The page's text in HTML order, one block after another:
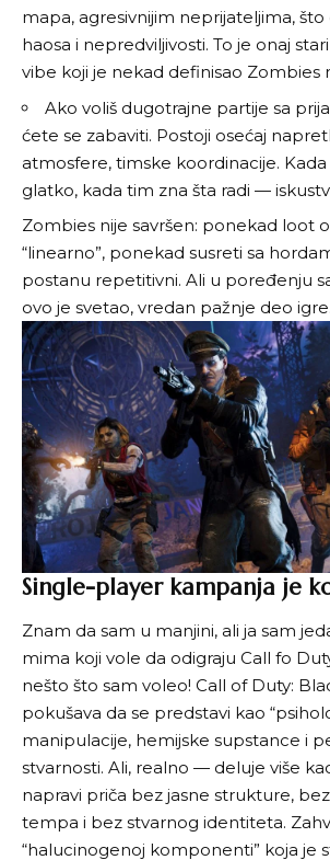
mapa, agresivnijim neprijateljima,
haosa i nepredviljivosti. To je onaj
vibe koji je nekad definisao Zombies
Ako voliš dugotrajne partije sa
ćete se zabaviti. Postoji osećaj
atmosfere, timske koordinacije.
glatko, kada tim zna šta radi —
Zombies nije savršen: ponekad loot
“linearno”, ponekad susreti sa
postanu repetitivni. Ali u poređenju
ovo je svetao, vredan pažnje deo igre.
Single-player kampanja je
Znam da sam u manjini, ali ja sam
mima koji vole da odigraju Call fo
nešto što sam voleo! Call of Duty:
pokušava da se predstavi kao
manipulacije, hemijske supstance i
stvarnosti. Ali, realno — deluje više
napravi priča bez jasne strukture,
tempa i bez stvarnog identiteta.
“halucinogenoj komponenti” koja je